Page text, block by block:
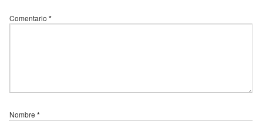
Comentario *
Nombre *